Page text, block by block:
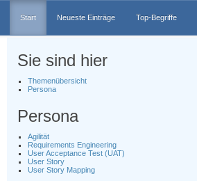
Start Neueste Einträge Top-Begriffe
Sie sind hier
Themenübersicht
Persona
Persona
Agilität
Requirements Engineering
User Acceptance Test (UAT)
User Story
User Story Mapping